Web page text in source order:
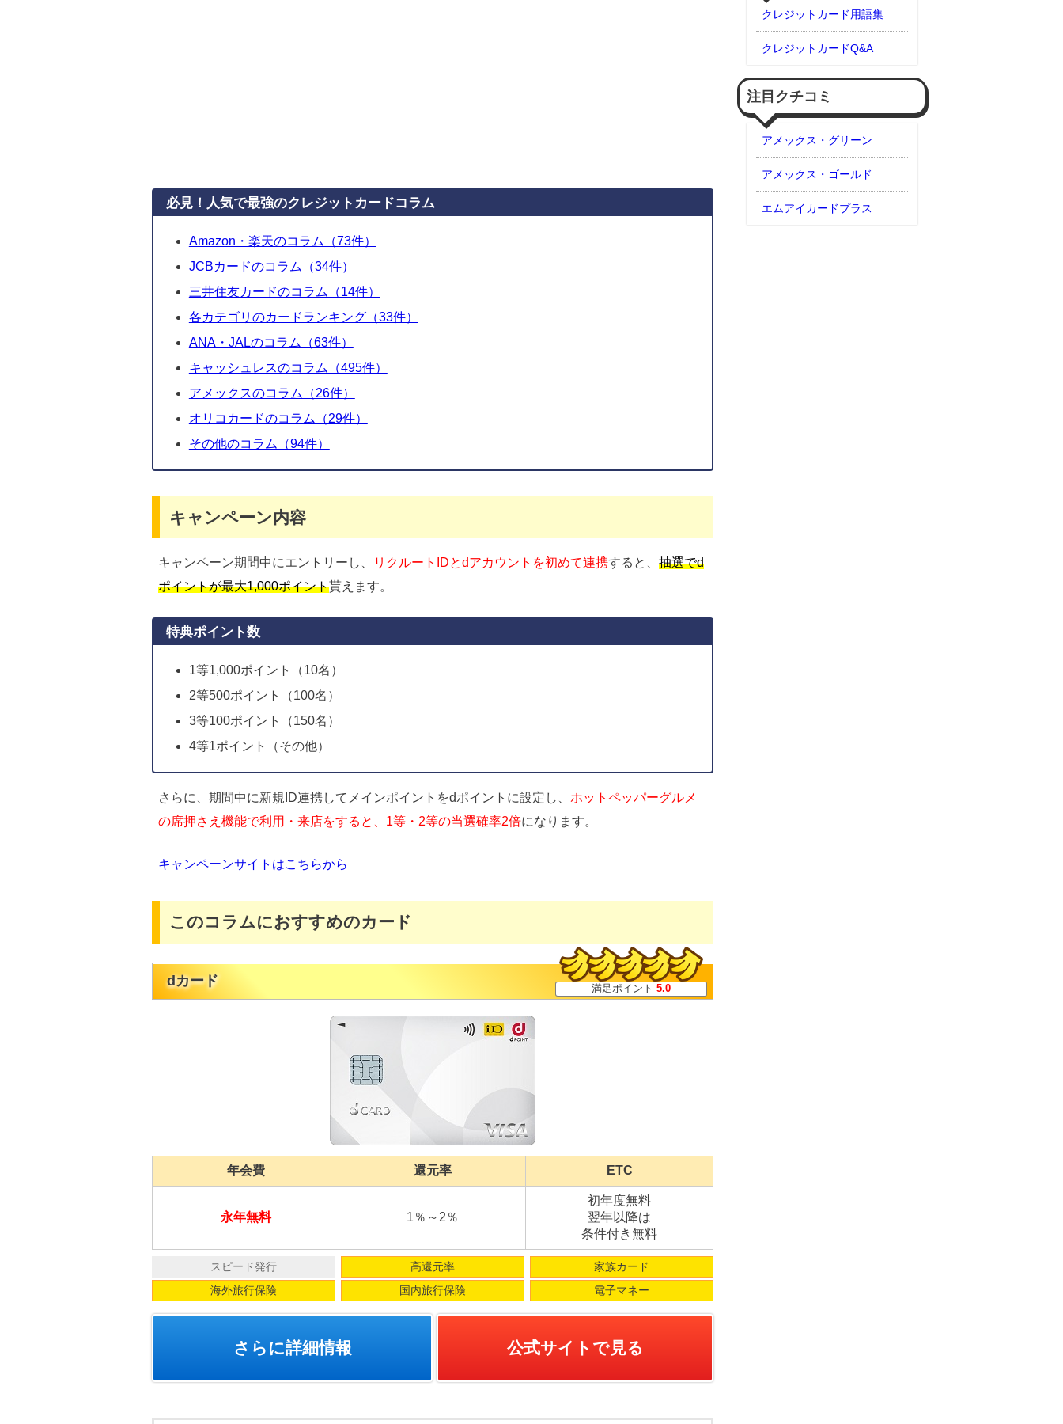
必見！人気で最強のクレジットカードコラム
Amazon・楽天のコラム（73件）
JCBカードのコラム（34件）
三井住友カードのコラム（14件）
各カテゴリのカードランキング（33件）
ANA・JALのコラム（63件）
キャッシュレスのコラム（495件）
アメックスのコラム（26件）
オリコカードのコラム（29件）
その他のコラム（94件）
キャンペーン内容
キャンペーン期間中にエントリーし、 リクルートIDとdアカウントを初めて連携すると、 抽選でd
ポイントが最大1,000ポイント貰えます。
特典ポイント数
1等1,000ポイント（10名）
2等500ポイント（100名）
3等100ポイント（150名）
4等1ポイント（その他）
さらに、期間中に新規ID連携してメインポイントをdポイントに設定し、 ホットペッパーグルメ
の席押さえ機能で利用・来店をすると、1等・2等の当選確率2倍になります。
キャンペーンサイトはこちらから
このコラムにおすすめのカード
dカード 満足ポイント 5.0
年会費 還元率 ETC
永年無料 1％～2％
初年度無料
翌年以降は
条件付き無料
スピード発行 高還元率
家族カード
海外旅行保険
国内旅行保険 電子マネー
さらに詳細情報 公式サイトで見る
クレジットカード用語集
クレジットカードQ&A
注目クチコミ
アメックス・グリーン
アメックス・ゴールド
エムアイカードプラス